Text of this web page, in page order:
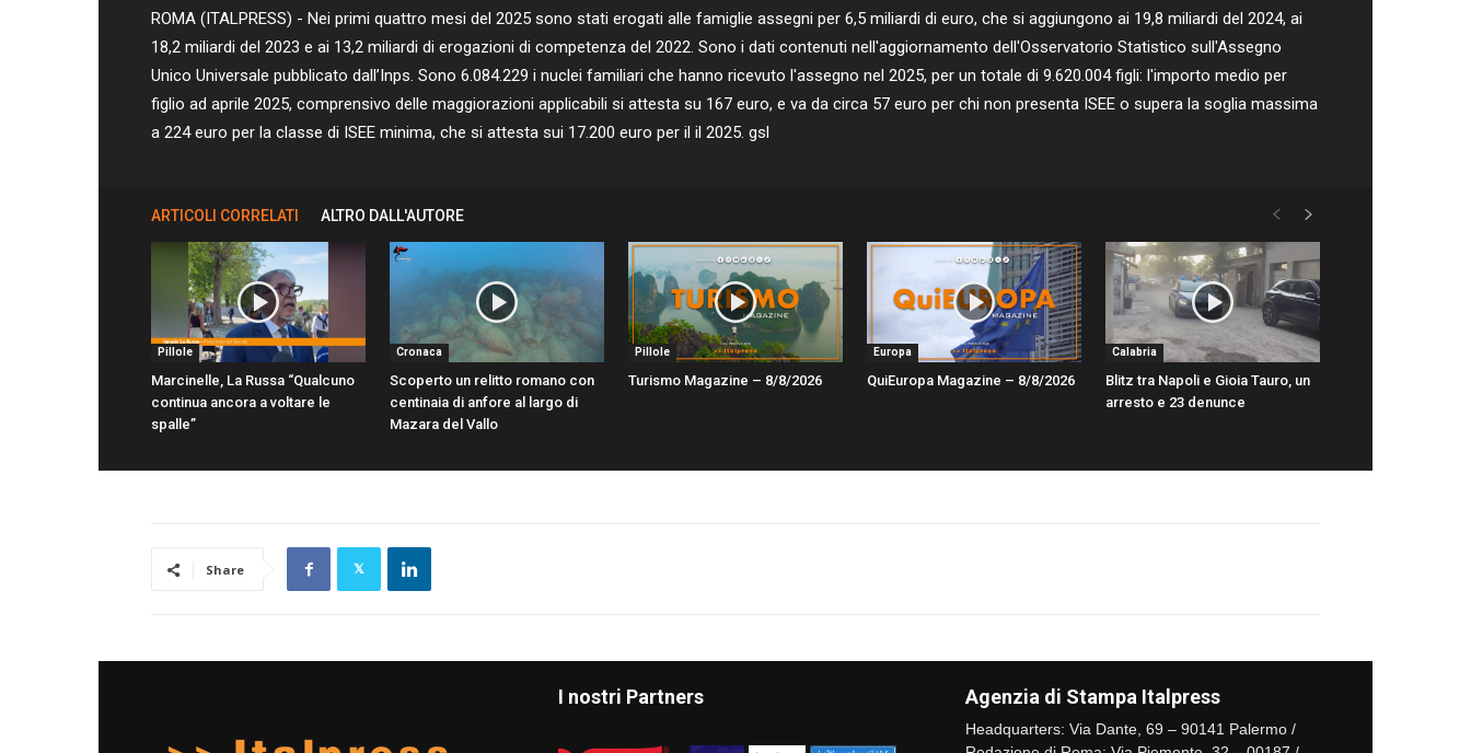
ROMA (ITALPRESS) - Nei primi quattro mesi del 2025 sono stati erogati alle famiglie assegni per 6,5 miliardi di euro, che si aggiungono ai 19,8 miliardi del 2024, ai
18,2 miliardi del 2023 e ai 13,2 miliardi di erogazioni di competenza del 2022. Sono i dati contenuti nell'aggiornamento dell'Osservatorio Statistico sull'Assegno
Unico Universale pubblicato dall’Inps. Sono 6.084.229 i nuclei familiari che hanno ricevuto l'assegno nel 2025, per un totale di 9.620.004 figli: l'importo medio per
figlio ad aprile 2025, comprensivo delle maggiorazioni applicabili si attesta su 167 euro, e va da circa 57 euro per chi non presenta ISEE o supera la soglia massima
a 224 euro per la classe di ISEE minima, che si attesta sui 17.200 euro per il il 2025. gsl
ARTICOLI CORRELATI ALTRO DALL'AUTORE
Pillole
Marcinelle, La Russa “Qualcuno
continua ancora a voltare le
spalle”
Cronaca
Scoperto un relitto romano con
centinaia di anfore al largo di
Mazara del Vallo
Pillole
Turismo Magazine – 8/8/2026
Europa
QuiEuropa Magazine – 8/8/2026
Calabria
Blitz tra Napoli e Gioia Tauro, un
arresto e 23 denunce
Share
I nostri Partners Agenzia di Stampa Italpress
Headquarters: Via Dante, 69 – 90141 Palermo /